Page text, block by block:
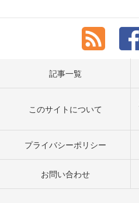
記事一覧
このサイトについて
プライバシーポリシー
お問い合わせ